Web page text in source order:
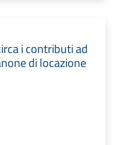
i contributi ad
di locazione